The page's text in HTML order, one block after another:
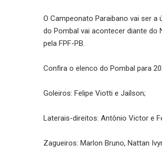
O Campeonato Paraibano vai ser
do Pombal vai acontecer diante do
pela FPF-PB.
Confira o elenco do Pombal para
Goleiros: Felipe Viotti e Jaílson;
Laterais-direitos: Antônio Victor e
Zagueiros: Marlon Bruno, Nattan